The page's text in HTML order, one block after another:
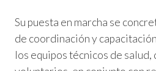
Su puesta en marcha se
de coordinación y
los equipos técnicos de salud,